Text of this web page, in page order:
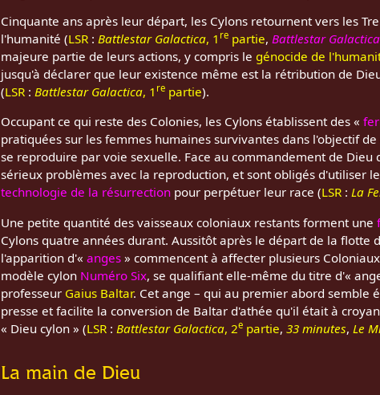
Cinquante ans après leur départ, les Cylons retournent vers les
l'humanité (LSR :Battlestar Galactica, 1 re partie,Battlestar
majeure partie de leurs actions, y compris legénocide de
jusqu'à déclarer que leur existence même est la rétribution de
(LSR :Battlestar Galactica, 1 re partie).
Occupant ce qui reste des Colonies, les Cylons établissent des «
pratiquées sur les femmes humaines survivantes dans l'objectif
se reproduire par voie sexuelle. Face au commandement de Dieu
sérieux problèmes avec la reproduction, et sont obligés d'utiliser
technologie de la résurrection pour perpétuer leur race (LSR :La
Une petite quantité des vaisseaux coloniaux restants forment une
Cylons quatre années durant. Aussitôt après le départ de la flotte
l'apparition d'«anges » commencent à affecter plusieurs
modèle cylon Numéro Six, se qualifiant elle-même du titre d'«
professeur Gaius Baltar. Cet ange – qui au premier abord semble
presse et facilite la conversion de Baltar d'athée qu'il était à
« Dieu cylon » (LSR : Battlestar Galactica, 2e partie,33 minutes, Le
La main de Dieu